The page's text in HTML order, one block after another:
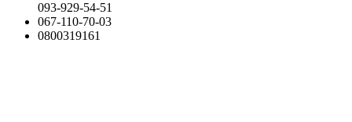
093-929-54-51
067-110-70-03
0800319161